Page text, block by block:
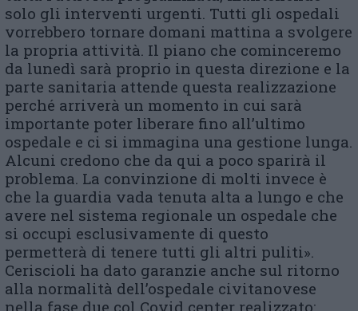
solo gli interventi urgenti. Tutti gli ospedali
vorrebbero tornare domani mattina a svolgere
la propria attività. Il piano che cominceremo
da lunedì sarà proprio in questa direzione e la
parte sanitaria attende questa realizzazione
perché arriverà un momento in cui sarà
importante poter liberare fino all’ultimo
ospedale e ci si immagina una gestione lunga.
Alcuni credono che da qui a poco sparirà il
problema. La convinzione di molti invece è
che la guardia vada tenuta alta a lungo e che
avere nel sistema regionale un ospedale che
si occupi esclusivamente di questo
permetterà di tenere tutti gli altri puliti».
Ceriscioli ha dato garanzie anche sul ritorno
alla normalità dell’ospedale civitanovese
nella fase due col Covid center realizzato: